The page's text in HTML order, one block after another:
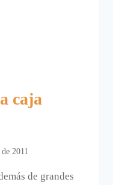
caja
2011
de grandes